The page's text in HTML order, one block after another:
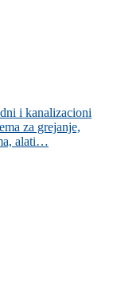
i kanalizacioni
za grejanje,
alati…